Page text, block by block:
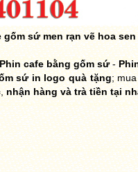
gốm sứ men rạn vẽ hoa
Phin cafe bằng gốm sứ-
sứ in logo quà tặng;
nhận hàng và trà tiền tại